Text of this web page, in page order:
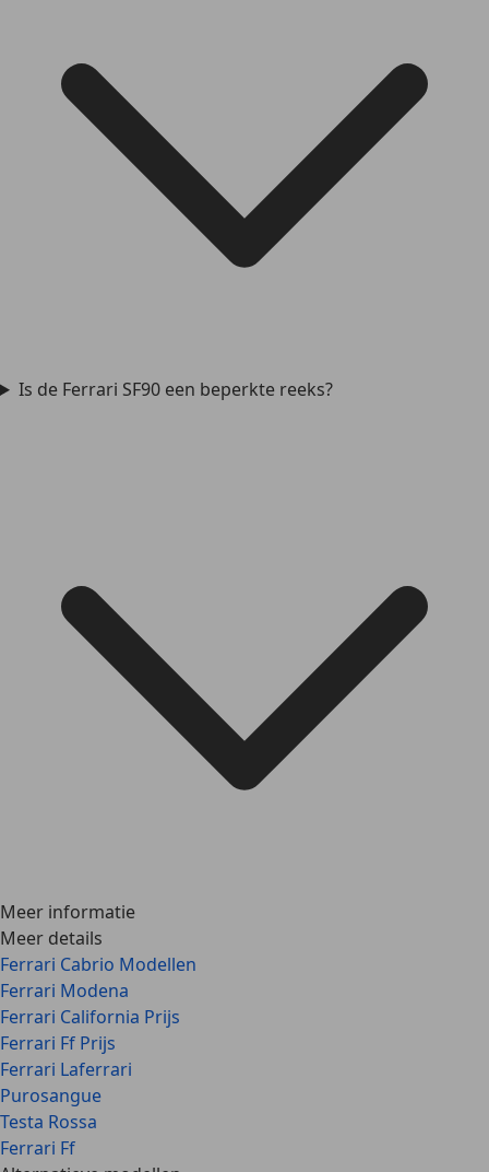
Is de Ferrari SF90 een beperkte reeks?
Meer informatie
Meer details
Ferrari Cabrio Modellen
Ferrari Modena
Ferrari California Prijs
Ferrari Ff Prijs
Ferrari Laferrari
Purosangue
Testa Rossa
Ferrari Ff